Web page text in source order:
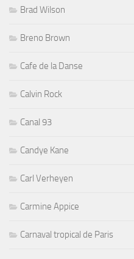
Brad Wilson
Breno Brown
Cafe de la Danse
Calvin Rock
Canal 93
Candye Kane
Carl Verheyen
Carmine Appice
Carnaval tropical de Paris